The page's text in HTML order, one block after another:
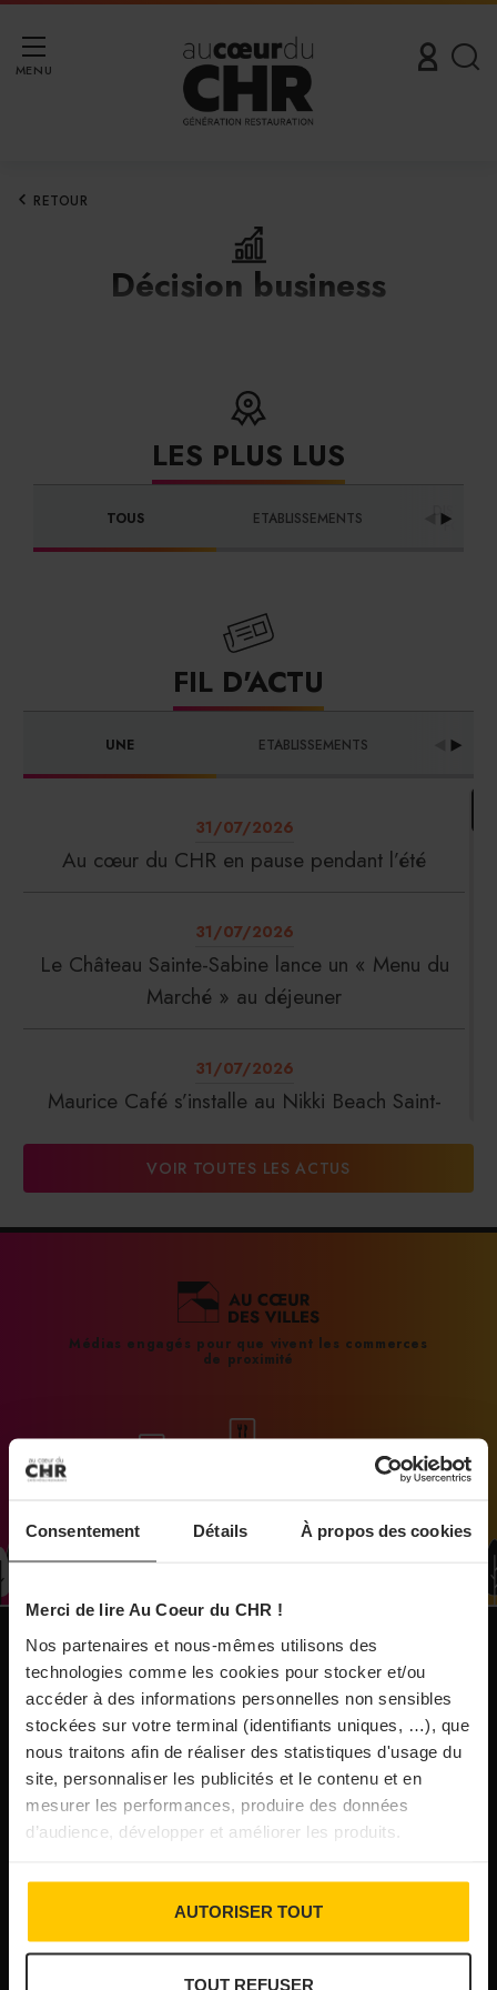
Consentement Détails À propos des cookies
Merci de lire Au Coeur du CHR !
Nos partenaires et nous-mêmes utilisons des
technologies comme les cookies pour stocker et/ou
accéder à des informations personnelles non sensibles
stockées sur votre terminal (identifiants uniques, …), que
nous traitons afin de réaliser des statistiques d'usage du
site, personnaliser les publicités et le contenu et en
mesurer les performances, produire des données
d’audience, développer et améliorer les produits.
AUTORISER TOUT
TOUT REFUSER
MENU
RETOUR
Décision business
LES PLUS LUS
TOUS ETABLISSEMENTS
FIL D'ACTU
UNE ETABLISSEMENTS
31/07/2026
Au cœur du CHR en pause pendant l’été
31/07/2026
Le Château Sainte-Sabine lance un « Menu du
Marché » au déjeuner
31/07/2026
Maurice Café s’installe au Nikki Beach Saint-
DalterFood Group franchit les 200 millions
31/07/2026
La Liste : La Réserve Paris de nouveau meilleur
maison de collectionneur
31/07/2026
Vins fins : la Chine affiche ses ambitions
31/07/2026
Brasserie Dupont : la bière saison, mais pas
que…
Incendies : l’aide d’urgence rehaussée à 8 000 €
pour les indépendants, l’autoroute A63 réouverte
VOIR TOUTES LES ACTUS
Médias engagés pour que vivent les commerces
de proximité
NOS PUBLICATIONS